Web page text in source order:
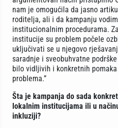
nam je omogućila da jasno
roditelja, ali i da kampanju
institucionalnim procedurama.
institucije su problem počele
uključivati se u njegovo
saradnje i sveobuhvatne podrške
bilo vidljivih i konkretnih
problema.”
Šta je kampanja do sada
lokalnim institucijama ili u
inkluziji?